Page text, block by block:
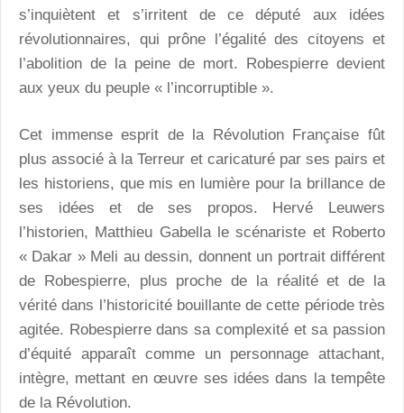
s’inquiètent et s’irritent de ce député aux idées
révolutionnaires, qui prône l’égalité des citoyens et
l’abolition de la peine de mort. Robespierre devient
aux yeux du peuple « l’incorruptible ».
Cet immense esprit de la Révolution Française fût
plus associé à la Terreur et caricaturé par ses pairs et
les historiens, que mis en lumière pour la brillance de
ses idées et de ses propos. Hervé Leuwers
l’historien, Matthieu Gabella le scénariste et Roberto
« Dakar » Meli au dessin, donnent un portrait différent
de Robespierre, plus proche de la réalité et de la
vérité dans l’historicité bouillante de cette période très
agitée. Robespierre dans sa complexité et sa passion
d’équité apparaît comme un personnage attachant,
intègre, mettant en œuvre ses idées dans la tempête
de la Révolution.